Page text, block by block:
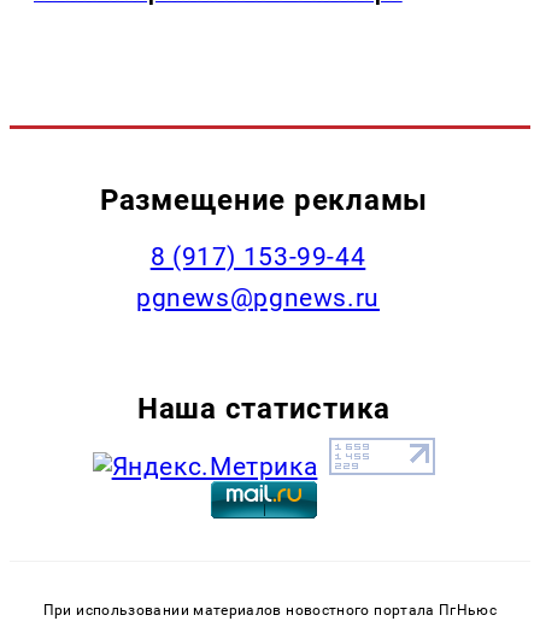
Размещение рекламы
‭8 (917) 153-99-44
pgnews@pgnews.ru
Наша статистика
При использовании материалов новостного портала ПгНьюс